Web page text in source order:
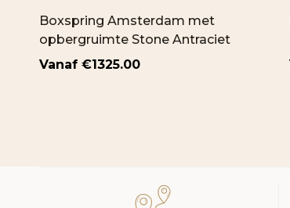
Boxspring Amsterdam met
opbergruimte Stone Antraciet
€1325.00